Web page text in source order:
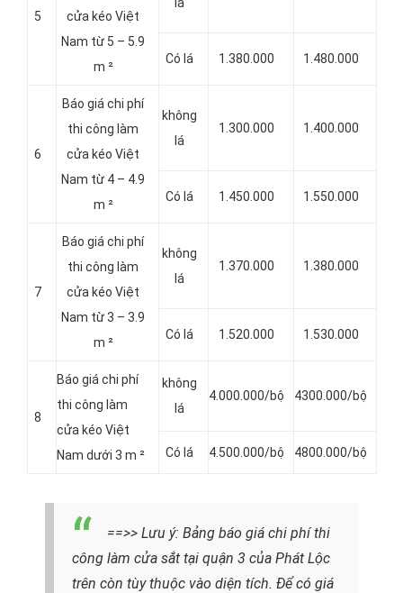
5
cửa kéo Việt
Nam từ 5 – 5.9
m ²
Có lá 1.380.000 1.480.000
6
Báo giá chi phí
thi công làm
cửa kéo Việt
Nam từ 4 – 4.9
m ²
không
lá
1.300.000 1.400.000
Có lá 1.450.000 1.550.000
7
Báo giá chi phí
thi công làm
cửa kéo Việt
Nam từ 3 – 3.9
m ²
không
lá
1.370.000 1.380.000
Có lá 1.520.000 1.530.000
8
Báo giá chi phí
thi công làm
cửa kéo Việt
Nam dưới 3 m ²
không
lá
4.000.000/bộ 4300.000/bộ
Có lá 4.500.000/bộ 4800.000/bộ
==>> Lưu ý: Bảng báo giá chi phí thi
công làm cửa sắt tại quận 3 của Phát Lộc
trên còn tùy thuộc vào diện tích. Để có giá